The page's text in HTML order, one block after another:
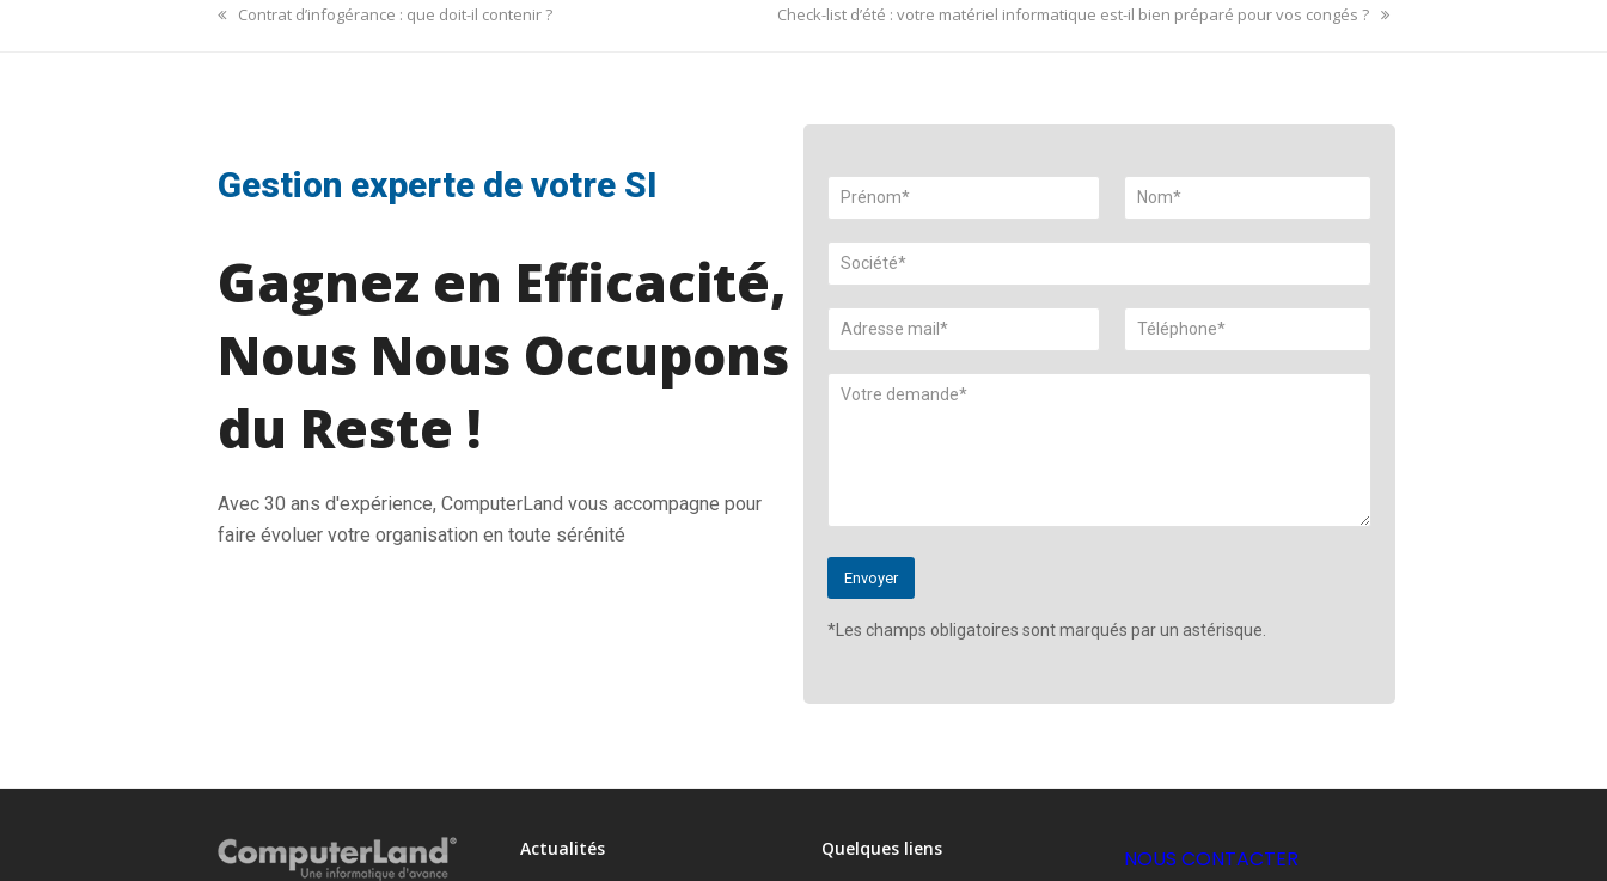
previous
Contrat d’infogérance : que doit-il contenir ?
next
Check-list d’été : votre matériel informatique est-il bien préparé pour vos congés ?
Gestion experte de votre SI
Gagnez en Efficacité,
Nous Nous Occupons
du Reste !
Avec 30 ans d'expérience, ComputerLand vous accompagne pour
faire évoluer votre organisation en toute sérénité
*Les champs obligatoires sont marqués par un astérisque.
Actualités Quelques liens NOUS CONTACTER